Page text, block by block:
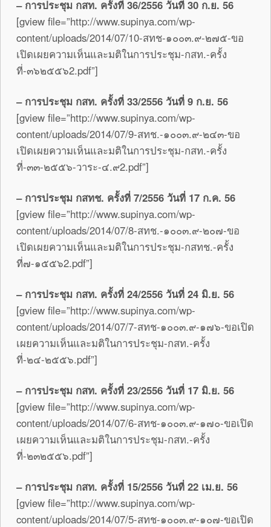
– การประชุม กสท. ครั้งที่ 36/2556 วันที่ 30 ก.ย. 56
[gview file=”http://www.supinya.com/wp-
content/uploads/2014/07/10-สทช-๑๐๐๓.๙-๒๗๕-ขอ
เปิดเผยความเห็นและมติในการประชุม-กสท.-ครั้ง
ที่-๓๖๒๕๕๖2.pdf”]
– การประชุม กสท. ครั้งที่ 33/2556 วันที่ 9 ก.ย. 56
[gview file=”http://www.supinya.com/wp-
content/uploads/2014/07/9-สทช.-๑๐๐๓.๙-๒๔๓-ขอ
เปิดเผยความเห็นและมติในการประชุม-กสท.-ครั้ง
ที่-๓๓-๒๕๕๖-วาระ-๔.๙2.pdf”]
– การประชุม กสทช. ครั้งที่ 7/2556 วันที่ 17 ก.ค. 56
[gview file=”http://www.supinya.com/wp-
content/uploads/2014/07/8-สทช.-๑๐๐๓.๙-๒๐๗-ขอ
เปิดเผยความเห็นและมติในการประชุม-กสทช.-ครั้ง
ที่๗-๑๕๕๖2.pdf”]
– การประชุม กสท. ครั้งที่ 24/2556 วันที่ 24 มิ.ย. 56
[gview file=”http://www.supinya.com/wp-
content/uploads/2014/07/7-สทช-๑๐๐๓.๙-๑๗๖-ขอเปิด
เผยความเห็นและมติในการประชุม-กสท.-ครั้ง
ที่-๒๔-๒๕๕๖.pdf”]
– การประชุม กสท. ครั้งที่ 23/2556 วันที่ 17 มิ.ย. 56
[gview file=”http://www.supinya.com/wp-
content/uploads/2014/07/6-สทช-๑๐๐๓.๙-๑๗๐-ขอเปิด
เผยความเห็นและมติในการประชุม-กสท.-ครั้ง
ที่-๒๓๒๕๕๖.pdf”]
– การประชุม กสท. ครั้งที่ 15/2556 วันที่ 22 เม.ย. 56
[gview file=”http://www.supinya.com/wp-
content/uploads/2014/07/5-สทช-๑๐๐๓.๙-๑๐๗-ขอเปิด